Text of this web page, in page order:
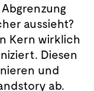
aussieht?
Kern wirklich
Diesen
und
ab.